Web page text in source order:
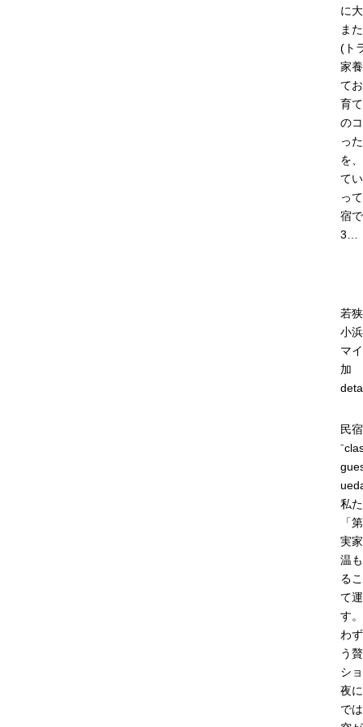
に
ま
(ト
家
て
育
の
っ
を
て
っ
宿
3…
若
小
マ
加
民
私
「
実
温
る
て
す
わ
う
シ
夜
で